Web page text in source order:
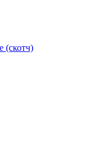
(скотч)